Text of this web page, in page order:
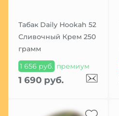
Табак Daily Hookah 52
Сливочный Крем 250
грамм
1 656 руб. премиум
1 690 руб.